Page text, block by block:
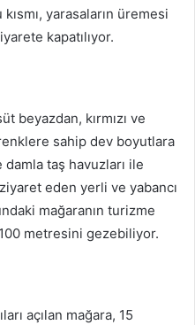
yarasaların üremesi
kapatılıyor.
beyazdan, kırmızı ve
sahip dev boyutlara
taş havuzları ile
eden yerli ve yabancı
mağaranın turizme
metresini gezebiliyor.
açılan mağara, 15